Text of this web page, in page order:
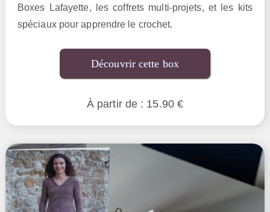
Boxes Lafayette, les coffrets multi-projets, et les kits
spéciaux pour apprendre le crochet.
Découvrir cette box
À partir de : 15.90 €